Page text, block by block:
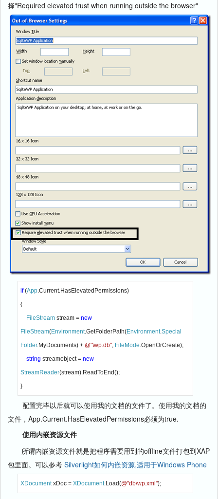
择"Required elevated trust when running outside the browser"
if (App.Current.HasElevatedPermissions)
{
FileStream stream =
FileStream(Environment.GetFolderPath(Environment.Special
Folder.MyDocuments) + @"\wp.db", FileMode.OpenOrCreate);
string streamobject =
StreamReader(stream).ReadToEnd();
}
配置完毕以后就可以使用我的文档的文件了。使用我的文档的
文件，App.Current.HasElevatedPermissions必须为true.
使用内嵌资源文件
所谓内嵌资源文件就是把程序需要用到的offline文件打包到XAP
包里面。可以参考 Silverlight如何内嵌资源,适用于Windows Phone
XDocument xDoc = XDocument.Load(@"db/wp.xml");